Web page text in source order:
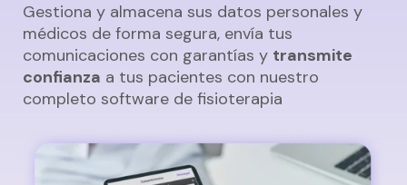
Gestiona y almacena sus datos personales y
médicos de forma segura, envía tus
comunicaciones con garantías y transmite
confianza a tus pacientes con nuestro
completo software de fisioterapia